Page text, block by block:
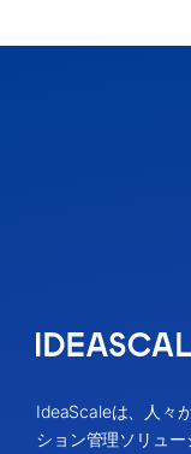
IdeaScaleは、人々
ション管理ソリュ